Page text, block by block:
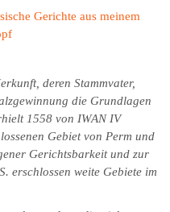
deren Stammvater,
die Grundlagen
1558 von IWAN IV
Gebiet von Perm und
Gerichtsbarkeit und zur
erschlossen weite Gebiete im